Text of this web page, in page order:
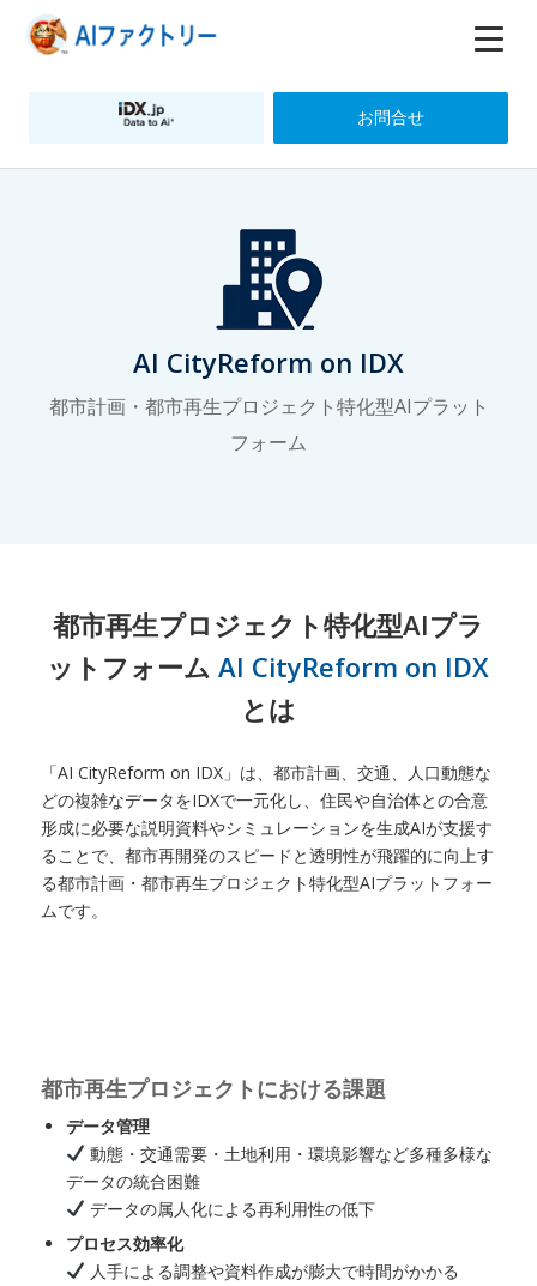
お問合せ
AI CityReform on IDX
都市計画・都市再生プロジェクト特化型AIプラット
フォーム
都市再生プロジェクト特化型AIプラ
ットフォームAI CityReform on IDX
とは
「AI CityReform on IDX」は、都市計画、交通、人口動態な
どの複雑なデータをIDXで一元化し、住民や自治体との合意
形成に必要な説明資料やシミュレーションを生成AIが支援す
ることで、都市再開発のスピードと透明性が飛躍的に向上す
る都市計画・都市再生プロジェクト特化型AIプラットフォー
ムです。
都市再生プロジェクトにおける課題
データ管理
動態・交通需要・土地利用・環境影響など多種多様な
データの統合困難
データの属人化による再利用性の低下
プロセス効率化
人手による調整や資料作成が膨大で時間がかかる